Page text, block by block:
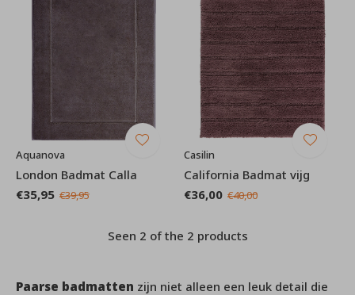
Aquanova
London Badmat Calla
€35,95 €39,95
Casilin
California Badmat vijg
€36,00 €40,00
Seen 2 of the 2 products
Paarse badmatten zijn niet alleen een leuk detail die